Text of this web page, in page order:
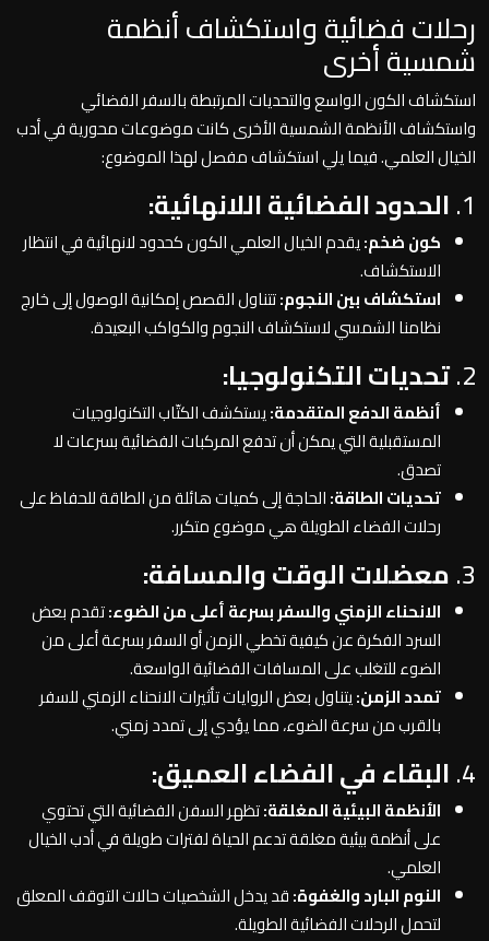
رحلات فضائية واستكشاف أنظمة
شمسية أخرى
استكشاف الكون الواسع والتحديات المرتبطة بالسفر الفضائي
واستكشاف الأنظمة الشمسية الأخرى كانت موضوعات محورية في أدب
الخيال العلمي. فيما يلي استكشاف مفصل لهذا الموضوع:
1. الحدود الفضائية اللانهائية:
كون ضخم:يقدم الخيال العلمي الكون كحدود لانهائية في انتظار
الاستكشاف.
استكشاف بين النجوم:تتناول القصص إمكانية الوصول إلى خارج
نظامنا الشمسي لاستكشاف النجوم والكواكب البعيدة.
2. تحديات التكنولوجيا:
أنظمة الدفع المتقدمة:يستكشف الكتّاب التكنولوجيات
المستقبلية التي يمكن أن تدفع المركبات الفضائية بسرعات لا
تصدق.
تحديات الطاقة:الحاجة إلى كميات هائلة من الطاقة للحفاظ على
رحلات الفضاء الطويلة هي موضوع متكرر.
3. معضلات الوقت والمسافة:
الانحناء الزمني والسفر بسرعة أعلى من الضوء:تقدم بعض
السرد الفكرة عن كيفية تخطي الزمن أو السفر بسرعة أعلى من
الضوء للتغلب على المسافات الفضائية الواسعة.
تمدد الزمن:يتناول بعض الروايات تأثيرات الانحناء الزمني للسفر
بالقرب من سرعة الضوء، مما يؤدي إلى تمدد زمني.
4. البقاء في الفضاء العميق:
الأنظمة البيئية المغلقة:تظهر السفن الفضائية التي تحتوي
على أنظمة بيئية مغلقة تدعم الحياة لفترات طويلة في أدب الخيال
العلمي.
النوم البارد والغفوة:قد يدخل الشخصيات حالات التوقف المعلق
لتحمل الرحلات الفضائية الطويلة.